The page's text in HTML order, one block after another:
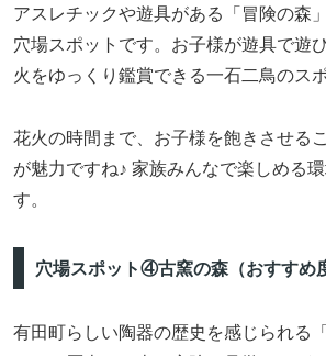
アスレチックや遊具がある「冒険の森
穴場スポットです。お子様が遊具で遊
火をゆっくり鑑賞できる一石二鳥のスポ
花火の時間まで、お子様を飽きさせる
が魅力ですね♪ 家族みんなで楽しめる
す。
穴場スポット④古窯の森（おすす
有田町らしい陶器の歴史を感じられる